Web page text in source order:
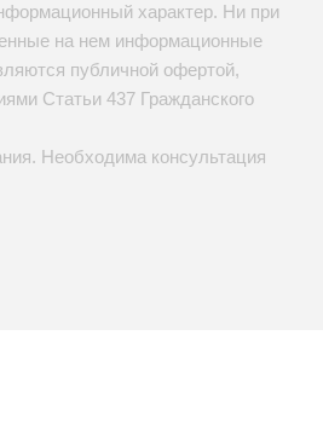
характер. Ни при
на нем информационные
публичной офертой,
Статьи 437 Гражданского
Необходима консультация